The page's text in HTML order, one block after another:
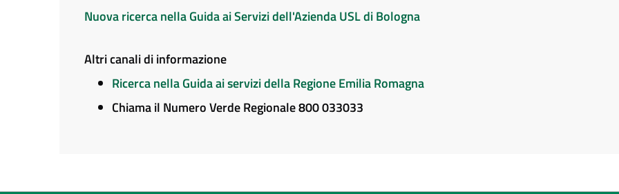
Nuova ricerca nella Guida ai Servizi dell'Azienda USL di Bologna
Altri canali di informazione
Ricerca nella Guida ai servizi della Regione Emilia Romagna
Chiama il Numero Verde Regionale 800 033033